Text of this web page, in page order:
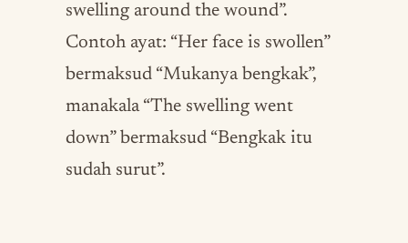
swelling around the wound”.
Contoh ayat: “Her face is swollen”
bermaksud “Mukanya bengkak”,
manakala “The swelling went
down” bermaksud “Bengkak itu
sudah surut”.